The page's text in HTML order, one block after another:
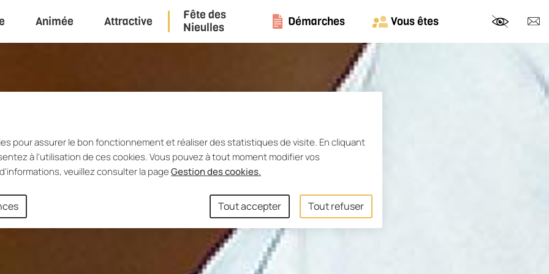
pour assurer le bon fonctionnement et réaliser des statistiques de visite. En cliquant
à l'utilisation de ces cookies. Vous pouvez à tout moment modifier vos
veuillez consulter la pageGestion des cookies.
Tout accepter Tout refuser
principal Consulter le plan du site
Animée Attractive
Fête des
Nieulles
Démarches Vous êtes Nous